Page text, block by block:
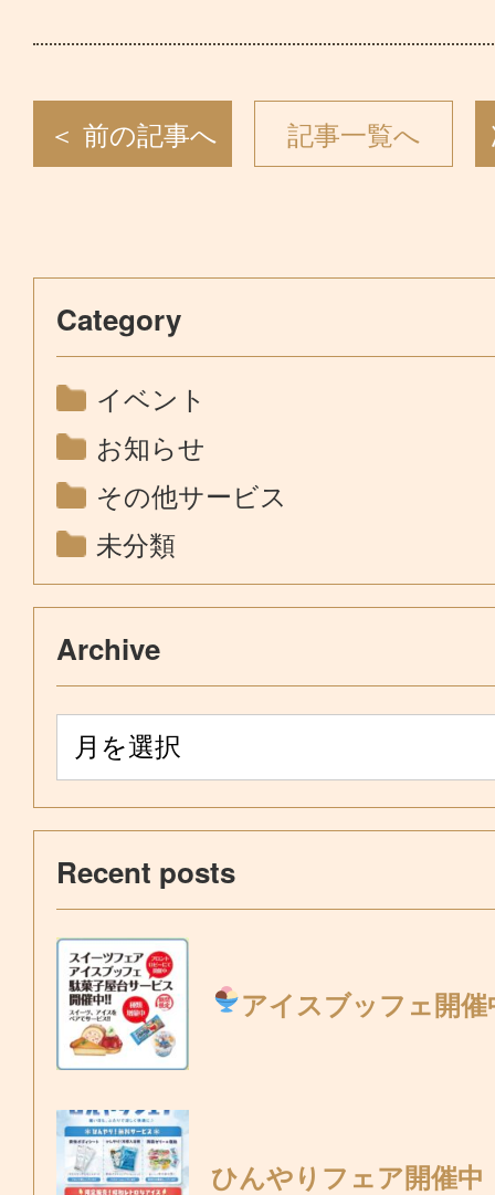
＜ 前の記事へ 記事一覧へ
Category
イベント
お知らせ
その他サービス
未分類
Archive
Recent posts
アイスブッフェ開催
ひんやりフェア開催中